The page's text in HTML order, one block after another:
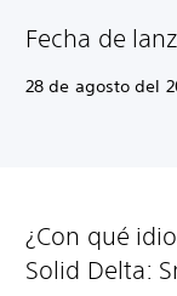
Fecha de
28 de agosto del
¿Con qué
Solid Delta: